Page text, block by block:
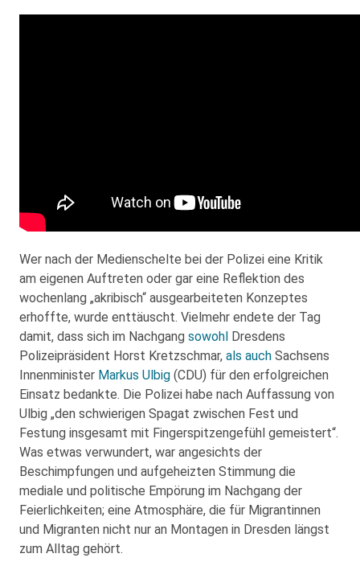
Wer nach der Medienschelte bei der Polizei eine Kritik
am eigenen Auftreten oder gar eine Reflektion des
wochenlang „akribisch“ ausgearbeiteten Konzeptes
erhoffte, wurde enttäuscht. Vielmehr endete der Tag
damit, dass sich im Nachgang sowohl Dresdens
Polizeipräsident Horst Kretzschmar, als auch Sachsens
Innenminister Markus Ulbig (CDU) für den erfolgreichen
Einsatz bedankte. Die Polizei habe nach Auffassung von
Ulbig „den schwierigen Spagat zwischen Fest und
Festung insgesamt mit Fingerspitzengefühl gemeistert“.
Was etwas verwundert, war angesichts der
Beschimpfungen und aufgeheizten Stimmung die
mediale und politische Empörung im Nachgang der
Feierlichkeiten; eine Atmosphäre, die für Migrantinnen
und Migranten nicht nur an Montagen in Dresden längst
zum Alltag gehört.